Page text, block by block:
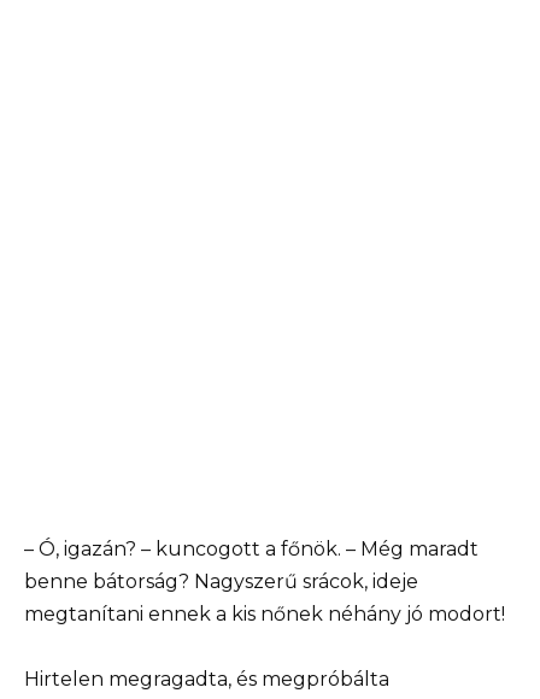
– Ó, igazán? – kuncogott a főnök. – Még maradt
benne bátorság? Nagyszerű srácok, ideje
megtanítani ennek a kis nőnek néhány jó modort!
Hirtelen megragadta, és megpróbálta